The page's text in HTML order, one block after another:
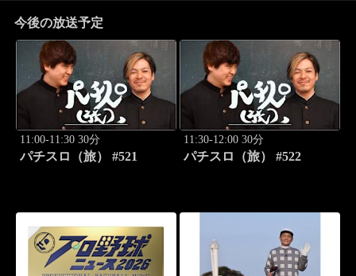
今後の放送予定
11:00-11:30 30分
パチスロ（旅） #521
11:30-12:00 30分
パチスロ（旅） #522